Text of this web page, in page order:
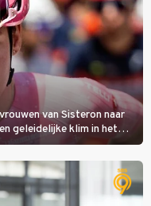
van Sisteron naar
geleidelijke klim in het
hindernis, dat is de
worden.